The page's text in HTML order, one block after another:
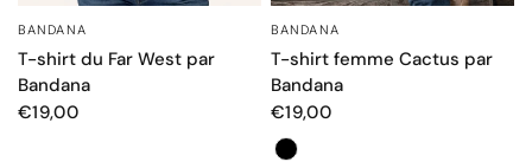
BANDANA
T-shirt du Far West par
Bandana
€19,00
BANDANA
T-shirt femme Cactus par
Bandana
€19,00
Couleur